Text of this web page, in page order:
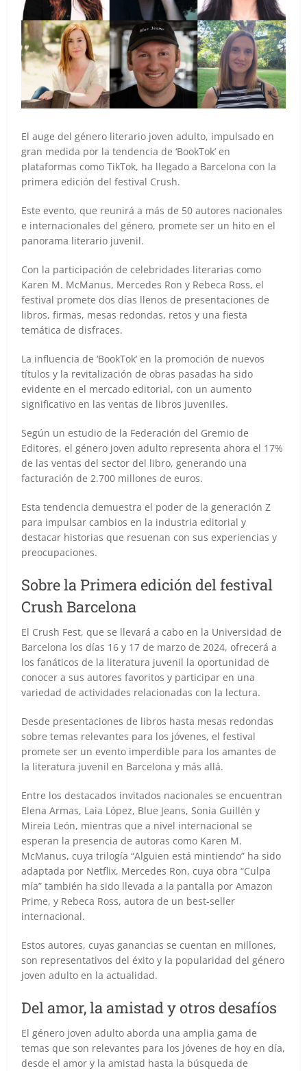
El auge del género literario joven adulto, impulsado en
gran medida por la tendencia de ‘BookTok’ en
plataformas como TikTok, ha llegado a Barcelona con la
primera edición del festival Crush.
Este evento, que reunirá a más de 50 autores nacionales
e internacionales del género, promete ser un hito en el
panorama literario juvenil.
Con la participación de celebridades literarias como
Karen M. McManus, Mercedes Ron y Rebeca Ross, el
festival promete dos días llenos de presentaciones de
libros, firmas, mesas redondas, retos y una fiesta
temática de disfraces.
La influencia de ‘BookTok’ en la promoción de nuevos
títulos y la revitalización de obras pasadas ha sido
evidente en el mercado editorial, con un aumento
significativo en las ventas de libros juveniles.
Según un estudio de la Federación del Gremio de
Editores, el género joven adulto representa ahora el 17%
de las ventas del sector del libro, generando una
facturación de 2.700 millones de euros.
Esta tendencia demuestra el poder de la generación Z
para impulsar cambios en la industria editorial y
destacar historias que resuenan con sus experiencias y
preocupaciones.
Sobre la Primera edición del festival
Crush Barcelona
El Crush Fest, que se llevará a cabo en la Universidad de
Barcelona los días 16 y 17 de marzo de 2024, ofrecerá a
los fanáticos de la literatura juvenil la oportunidad de
conocer a sus autores favoritos y participar en una
variedad de actividades relacionadas con la lectura.
Desde presentaciones de libros hasta mesas redondas
sobre temas relevantes para los jóvenes, el festival
promete ser un evento imperdible para los amantes de
la literatura juvenil en Barcelona y más allá.
Entre los destacados invitados nacionales se encuentran
Elena Armas, Laia López, Blue Jeans, Sonia Guillén y
Mireia León, mientras que a nivel internacional se
esperan la presencia de autoras como Karen M.
McManus, cuya trilogía “Alguien está mintiendo” ha sido
adaptada por Netflix, Mercedes Ron, cuya obra “Culpa
mía” también ha sido llevada a la pantalla por Amazon
Prime, y Rebeca Ross, autora de un best-seller
internacional.
Estos autores, cuyas ganancias se cuentan en millones,
son representativos del éxito y la popularidad del género
joven adulto en la actualidad.
Del amor, la amistad y otros desafíos
El género joven adulto aborda una amplia gama de
temas que son relevantes para los jóvenes de hoy en día,
desde el amor y la amistad hasta la búsqueda de